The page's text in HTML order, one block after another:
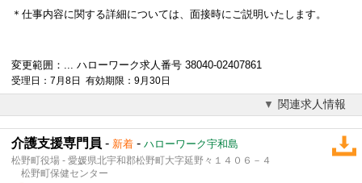
＊仕事内容に関する詳細については、面接時にご説明いたします。
変更範囲：... ハローワーク求人番号 38040-02407861
受理日：7月8日 有効期限：9月30日
関連求人情報
介護支援専門員 - 新着 - ハローワーク宇和島
松野町役場 - 愛媛県北宇和郡松野町大字延野々１４０６－４
松野町保健センター